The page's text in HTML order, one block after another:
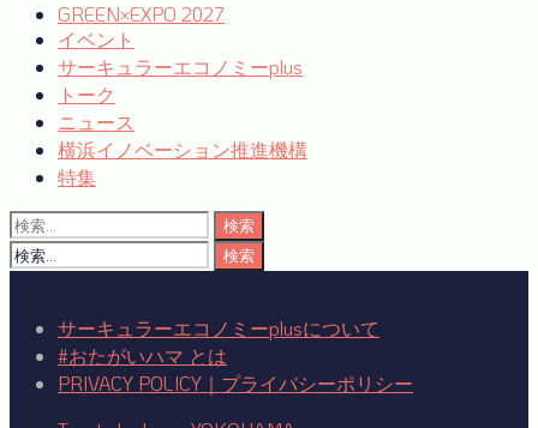
GREEN×EXPO 2027
イベント
サーキュラーエコノミーplus
トーク
ニュース
横浜イノベーション推進機構
特集
検
索:
検
サーキュラーエコノミーplusについて
#おたがいハマ とは
PRIVACY POLICY｜プライバシーポリシー